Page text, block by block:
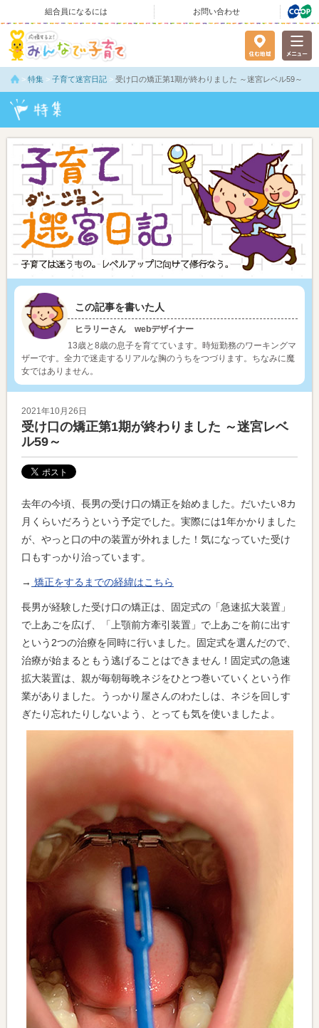
組合員になるには お問い合わせ
> 特集 > 子育て迷宮日記 > 受け口の矯正第1期が終わりました ～迷宮レベル59～
この記事を書いた人
ヒラリーさん webデザイナー
13歳と8歳の息子を育てています。時短勤務のワーキングマ
ザーです。全力で迷走するリアルな胸のうちをつづります。ちなみに魔
女ではありません。
2021年10月26日
受け口の矯正第1期が終わりました ～迷宮レベ
ル59～
去年の今頃、長男の受け口の矯正を始めました。だいたい8カ
月くらいだろうという予定でした。実際には1年かかりました
が、やっと口の中の装置が外れました！気になっていた受け
口もすっかり治っています。
→ 矯正をするまでの経緯はこちら
長男が経験した受け口の矯正は、固定式の「急速拡大装置」
で上あごを広げ、「上顎前方牽引装置」で上あごを前に出す
という2つの治療を同時に行いました。固定式を選んだので、
治療が始まるともう逃げることはできません！固定式の急速
拡大装置は、親が毎朝毎晩ネジをひとつ巻いていくという作
業がありました。うっかり屋さんのわたしは、ネジを回しす
ぎたり忘れたりしないよう、とっても気を使いましたよ。